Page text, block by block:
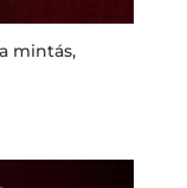
mintás,